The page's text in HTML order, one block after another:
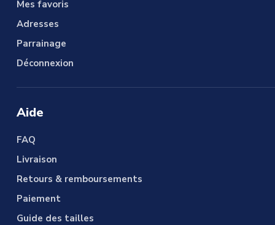
Mes favoris
Adresses
Parrainage
Déconnexion
Aide
FAQ
Livraison
Retours & remboursements
Paiement
Guide des tailles